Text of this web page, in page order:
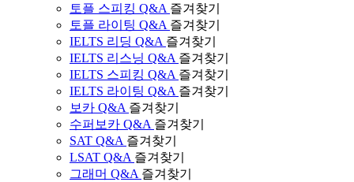
토플 스피킹 Q&A 즐겨찾기
토플 라이팅 Q&A 즐겨찾기
IELTS 리딩 Q&A 즐겨찾기
IELTS 리스닝 Q&A 즐겨찾기
IELTS 스피킹 Q&A 즐겨찾기
IELTS 라이팅 Q&A 즐겨찾기
보카 Q&A 즐겨찾기
수퍼보카 Q&A 즐겨찾기
SAT Q&A 즐겨찾기
LSAT Q&A 즐겨찾기
그래머 Q&A 즐겨찾기